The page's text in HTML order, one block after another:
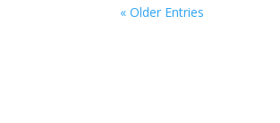
« Older Entries